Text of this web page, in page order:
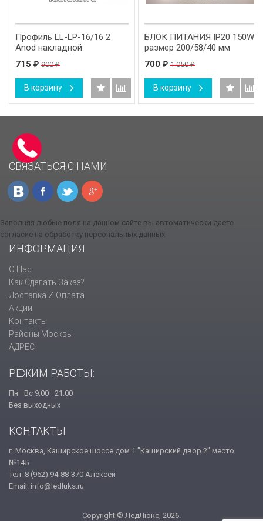
Профиль LL-LP-16/16 2
Anod накладной
алюминиевый
715 ₽ 900₽
В корзину
БЛОК ПИТАНИЯ IP20 150W
размер 200/58/40 мм
700 ₽ 1 050₽
В корзину
СВЯЗАТЬСЯ С НАМИ
Заполняя любые поля на данном сайте вы автоматически даете
согласие на обработку персональных данных
ИНФОРМАЦИЯ
О Нас
Как Сделать Заказ?
Доставка И Оплата
Акции
Контакты
Районы Москвы
АДРЕС
РЕЖИМ РАБОТЫ:
Пн—Вс 9:00—21:00
Без выходных
КОНТАКТЫ
г. Москва, Каширское шоссе дом 1 "Каширский двор 2" место
№145
тел: 8 (962) 94-88-370 Алексей
Email: info@ledluks.ru
Copyright © ЛедЛюкс, 2026.